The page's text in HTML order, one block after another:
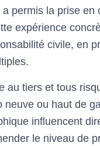
permis la prise en
expérience
civile, en
au tiers et tous
ou haut de
influencent
le niveau de